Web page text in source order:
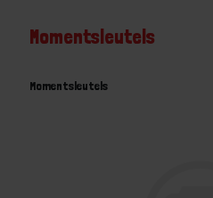
Momentsleutels
Momentsleutels